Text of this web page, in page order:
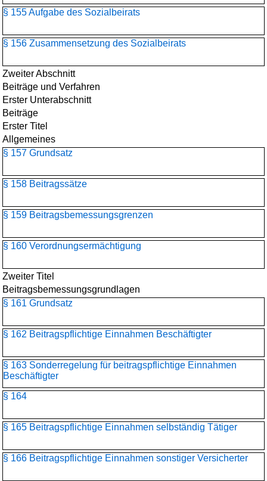
§ 155 Aufgabe des Sozialbeirats
§ 156 Zusammensetzung des Sozialbeirats
Zweiter Abschnitt
Beiträge und Verfahren
Erster Unterabschnitt
Beiträge
Erster Titel
Allgemeines
§ 157 Grundsatz
§ 158 Beitragssätze
§ 159 Beitragsbemessungsgrenzen
§ 160 Verordnungsermächtigung
Zweiter Titel
Beitragsbemessungs­grundlagen
§ 161 Grundsatz
§ 162 Beitragspflichtige Einnahmen Beschäftigter
§ 163 Sonderregelung für beitragspflichtige Einnahmen
Beschäftigter
§ 164
§ 165 Beitragspflichtige Einnahmen selbständig Tätiger
§ 166 Beitragspflichtige Einnahmen sonstiger Versicherter